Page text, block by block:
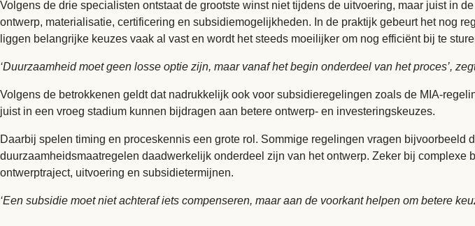
Volgens de drie specialisten ontstaat de grootste winst niet tijdens de uitvoering, maar juist in
ontwerp, materialisatie, certificering en subsidiemogelijkheden. In de praktijk gebeurt het nog
liggen belangrijke keuzes vaak al vast en wordt het steeds moeilijker om nog efficiënt bij te
‘Duurzaamheid moet geen losse optie zijn, maar vanaf het begin onderdeel van het proces’,
Volgens de betrokkenen geldt dat nadrukkelijk ook voor subsidieregelingen zoals de MIA-
juist in een vroeg stadium kunnen bijdragen aan betere ontwerp- en investeringskeuzes.
Daarbij spelen timing en proceskennis een grote rol. Sommige regelingen vragen
duurzaamheidsmaatregelen daadwerkelijk onderdeel zijn van het ontwerp. Zeker bij
ontwerptraject, uitvoering en subsidietermijnen.
‘Een subsidie moet niet achteraf iets compenseren, maar aan de voorkant helpen om betere